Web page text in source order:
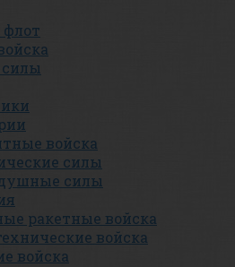
войска
силы
силы
ракетные войска
войска
войска